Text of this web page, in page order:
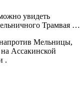
увидеть
Трамвая …
напротив Мельницы,
Ассакинской
.